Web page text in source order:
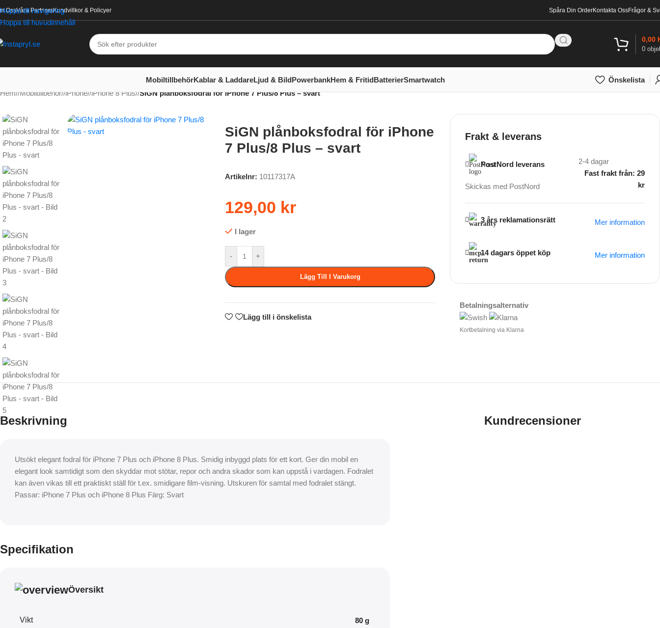
Hoppa till navigering
Hoppa till huvudinnehåll
OssVåra PartnersKundvillkor & Policyer Spåra Din OrderKontakta OssFrågor &
0
0,00
MobiltillbehörKablar & LaddareLjud & BildPowerbankHem & FritidBatterierSmartwatch
Önskelista
Hem/ Mobiltillbehör/ iPhone/ iPhone 8 Plus/ SiGN plånboksfodral för iPhone 7 Plus/8 Plus – svart
SiGN plånboksfodral för iPhone
7 Plus/8 Plus – svart
Artikelnr: 10117317A
129,00 kr
I lager
- +
Lägg Till I Varukorg
Lägg till i önskelista
Frakt & leverans
PostNord leverans
Skickas med PostNord
2-4 dagar
Fast frakt från: 29
kr
3 års reklamationsrätt Mer information
14 dagars öppet köp Mer information
Betalningsalternativ
Kortbetalning via Klarna
Beskrivning
Utsökt elegant fodral för iPhone 7 Plus och iPhone 8 Plus. Smidig inbyggd plats för ett kort. Ger din mobil en
elegant look samtidigt som den skyddar mot stötar, repor och andra skador som kan uppstå i vardagen. Fodralet
kan även vikas till ett praktiskt ställ för t.ex. smidigare film-visning. Utskuren för samtal med fodralet stängt.
Passar: iPhone 7 Plus och iPhone 8 Plus Färg: Svart
Specifikation
Översikt
Vikt 80 g
Kundrecensioner